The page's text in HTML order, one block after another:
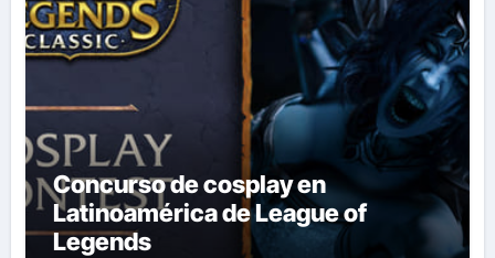
Concurso de cosplay en
Latinoamérica de League of
Legends